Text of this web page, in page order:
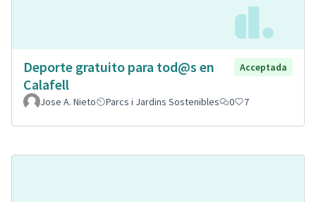
Deporte gratuito para tod@s en
Calafell
Acceptada
Jose A. Nieto Parcs i Jardins Sostenibles 0 7